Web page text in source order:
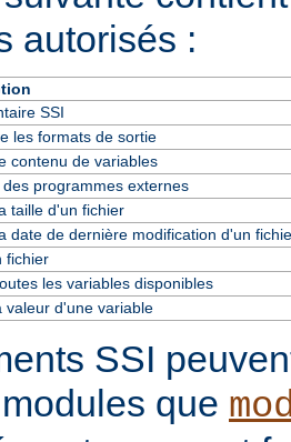
autorisés :
SSI
les formats de sortie
contenu de variables
programmes externes
taille d'un fichier
date de dernière modification d'un
fichier
les variables disponibles
valeur d'une variable
SSI
que